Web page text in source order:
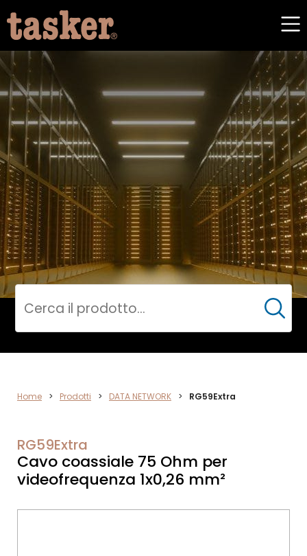
DATA
Cerca
Home > Prodotti > DATA NETWORK > RG59Extra
RG59Extra
Cavo coassiale 75 Ohm per
videofrequenza 1x0,26 mm²